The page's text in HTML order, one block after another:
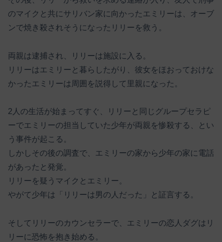
のマイクと共にサリバン家に向かったエミリーは、オーブ
ンで焼き殺されそうになったリリーを救う。
両親は逮捕され、リリーは施設に入る。
リリーはエミリーと暮らしたがり、彼女をほおっておけな
かったエミリーは周囲を説得して里親になった。
2人の生活が始まってすぐ、リリーと同じグループセラピ
ーでエミリーの担当していた少年が両親を惨殺する、とい
う事件が起こる。
しかしその後の調査で、エミリーの家から少年の家に電話
があったと発覚。
リリーを疑うマイクとエミリー。
やがて少年は「リリーは男の人だった」と証言する。
そしてリリーのカウンセラーで、エミリーの恋人ダグはリ
リーに恐怖を抱き始める。